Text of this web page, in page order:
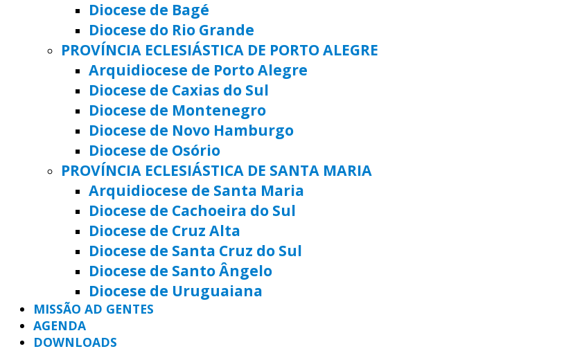
Diocese de Bagé
Diocese do Rio Grande
PROVÍNCIA ECLESIÁSTICA DE PORTO ALEGRE
Arquidiocese de Porto Alegre
Diocese de Caxias do Sul
Diocese de Montenegro
Diocese de Novo Hamburgo
Diocese de Osório
PROVÍNCIA ECLESIÁSTICA DE SANTA MARIA
Arquidiocese de Santa Maria
Diocese de Cachoeira do Sul
Diocese de Cruz Alta
Diocese de Santa Cruz do Sul
Diocese de Santo Ângelo
Diocese de Uruguaiana
MISSÃO AD GENTES
AGENDA
DOWNLOADS